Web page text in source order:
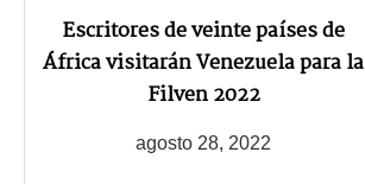
Escritores de veinte países de
África visitarán Venezuela para la
Filven 2022
agosto 28, 2022